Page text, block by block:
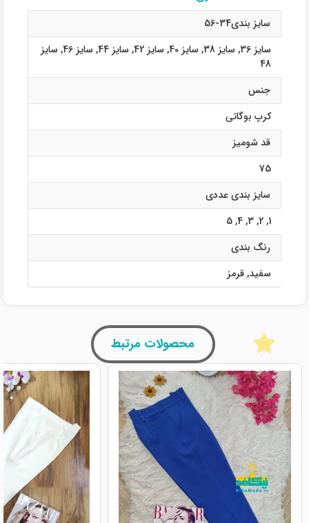
سایز بندی34-56
سایز 36
, سایز 38 , سایز 40 , سایز 42 , سایز 44 , سایز 46 , سایز
48
جنس
کرپ بوگاتی
قد شومیز
75
سایز بندی عددی
1
,
2
,
3
,
4
,
5
رنگ بندی
سفید,قرمز
محصولات مرتبط